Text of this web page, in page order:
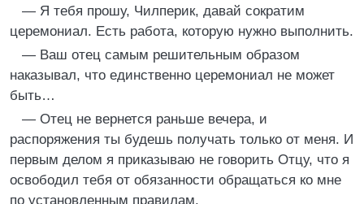
— Я тебя прошу, Чилперик, давай сократим
церемониал. Есть работа, которую нужно выполнить.
— Ваш отец самым решительным образом
наказывал, что единственно церемониал не может
быть…
— Отец не вернется раньше вечера, и
распоряжения ты будешь получать только от меня. И
первым делом я приказываю не говорить Отцу, что я
освободил тебя от обязанности обращаться ко мне
по установленным правилам.